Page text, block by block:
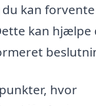
kan
kan hjælpe
hvor